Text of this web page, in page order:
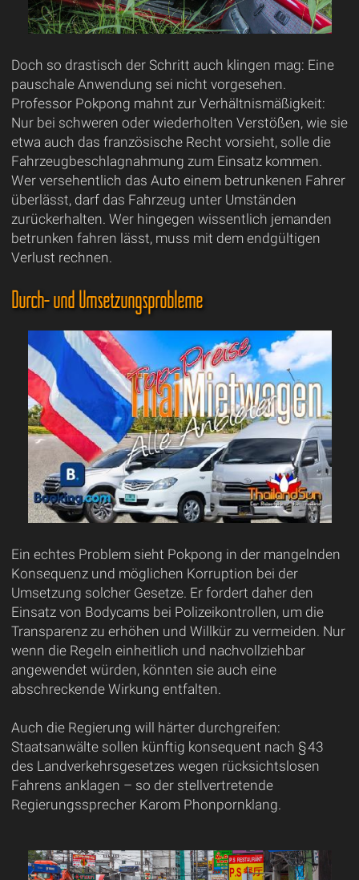
Doch so drastisch der Schritt auch klingen mag: Eine
pauschale Anwendung sei nicht vorgesehen.
Professor Pokpong mahnt zur Verhältnismäßigkeit:
Nur bei schweren oder wiederholten Verstößen, wie sie
etwa auch das französische Recht vorsieht, solle die
Fahrzeugbeschlagnahmung zum Einsatz kommen.
Wer versehentlich das Auto einem betrunkenen Fahrer
überlässt, darf das Fahrzeug unter Umständen
zurückerhalten. Wer hingegen wissentlich jemanden
betrunken fahren lässt, muss mit dem endgültigen
Verlust rechnen.
Durch- und Umsetzungsprobleme
Ein echtes Problem sieht Pokpong in der mangelnden
Konsequenz und möglichen Korruption bei der
Umsetzung solcher Gesetze. Er fordert daher den
Einsatz von Bodycams bei Polizeikontrollen, um die
Transparenz zu erhöhen und Willkür zu vermeiden. Nur
wenn die Regeln einheitlich und nachvollziehbar
angewendet würden, könnten sie auch eine
abschreckende Wirkung entfalten.
Auch die Regierung will härter durchgreifen:
Staatsanwälte sollen künftig konsequent nach § 43
des Landverkehrsgesetzes wegen rücksichtslosen
Fahrens anklagen – so der stellvertretende
Regierungssprecher Karom Phonpornklang.